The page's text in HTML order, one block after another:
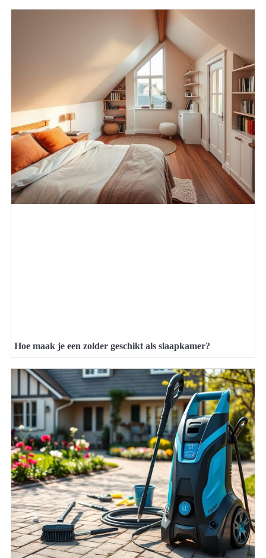
Hoe maak je een zolder geschikt als slaapkamer?